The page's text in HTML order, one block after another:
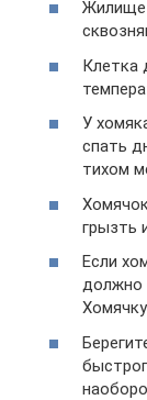
Жилище
Клетка
У
спать
тихом
грызть
Если
должно